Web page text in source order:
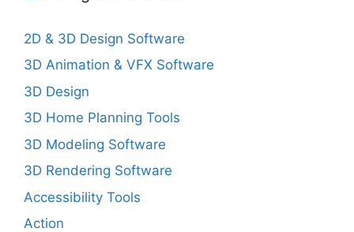
2D & 3D Design Software
3D Animation & VFX Software
3D Design
3D Home Planning Tools
3D Modeling Software
3D Rendering Software
Accessibility Tools
Action